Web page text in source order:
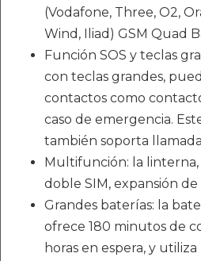
(Vodafone, Three, O2,
Wind, Iliad) GSM Quad
Función SOS y teclas
con teclas grandes,
contactos como
caso de emergencia.
también soporta
Multifunción: la
doble SIM, expansión de
Grandes baterías: la
ofrece 180 minutos de
horas en espera, y